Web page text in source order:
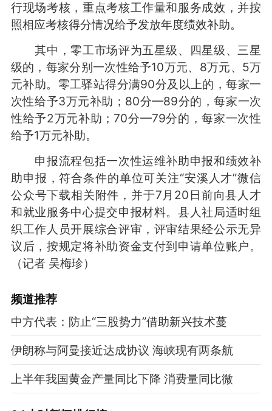
行现场考核，重点考核工作量和服务成效，并按
照相应考核得分情况给予发放年度绩效补助。
其中，零工市场评为五星级、四星级、三星
级的，每家分别一次性给予10万元、8万元、5万
元补助。零工驿站得分满90分及以上的，每家一
次性给予3万元补助；80分—89分的，每家一次
性给予2万元补助；70分—79分的，每家一次性
给予1万元补助。
申报流程包括一次性运维补助申报和绩效补
助申报，符合条件的单位可关注“安溪人才”微信
公众号下载相关附件，并于7月20日前向县人才
和就业服务中心提交申报材料。县人社局适时组
织工作人员开展综合评审，评审结果经公示无异
议后，按规定将补助资金支付到申请单位账户。
（记者 吴梅珍）
频道推荐
中方代表：防止“三股势力”借助新兴技术蔓
伊朗称与阿曼接近达成协议 海峡现有两条航
上半年我国黄金产量同比下降 消费量同比微